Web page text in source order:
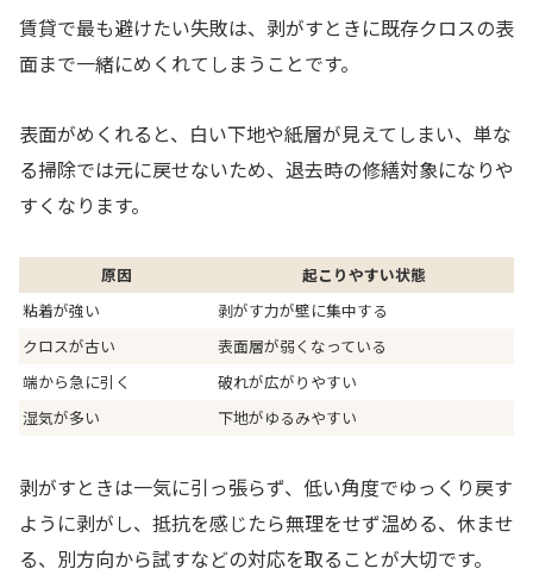
賃貸で最も避けたい失敗は、剥がすときに既存クロスの表
面まで一緒にめくれてしまうことです。
表面がめくれると、白い下地や紙層が見えてしまい、単な
る掃除では元に戻せないため、退去時の修繕対象になりや
すくなります。
原因
起こりやすい状態
粘着が強い
剥がす力が壁に集中する
クロスが古い
表面層が弱くなっている
端から急に引く
破れが広がりやすい
湿気が多い
下地がゆるみやすい
剥がすときは一気に引っ張らず、低い角度でゆっくり戻す
ように剥がし、抵抗を感じたら無理をせず温める、休ませ
る、別方向から試すなどの対応を取ることが大切です。